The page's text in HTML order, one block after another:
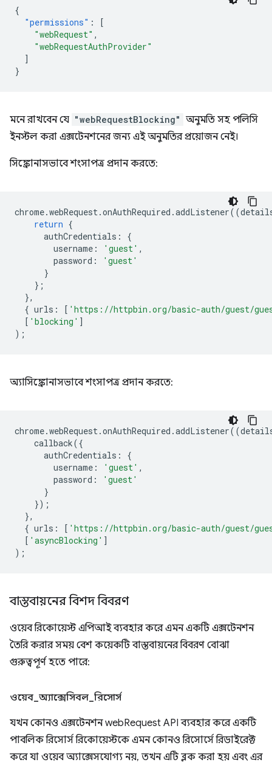
{
"permissions" :
[
"webRequest" ,
"webRequestAuthProvider"
]
}
মনে রাখবেন যে "webRequestBlocking" অনুমতি সহ পলিসি
ইনস্টল করা এক্সটেনশনের জন্য এই অনুমতির প্রয়োজন নেই।
সিঙ্ক্রোনাসভাবে শংসাপত্র প্রদান করতে:
chrome.webRequest.onAuthRequired .addListener((
return {
authCredentials :
{
username : 'guest' ,
password :
'guest'
}
};
},
{ urls : [ 'https://httpbin.org/basic-auth/guest/
[ 'blocking' ]
);
অ্যাসিঙ্ক্রোনাসভাবে শংসাপত্র প্রদান করতে:
chrome.webRequest.onAuthRequired .addListener((
callback({
authCredentials :
{
username : 'guest' ,
password :
'guest'
}
});
},
{ urls : [ 'https://httpbin.org/basic-auth/guest/
[ 'asyncBlocking' ]
);
বাস্তবায়নের বিশদ বিবরণ
ওয়েব রিকোয়েস্ট এপিআই ব্যবহার করে এমন একটি এক্সটেনশন
তৈরি করার সময় বেশ কয়েকটি বাস্তবায়নের বিবরণ বোঝা
গুরুত্বপূর্ণ হতে পারে:
ওয়েব অ্যাক্সেসিবল রিসোর্স
যখন কোনও এক্সটেনশন webRequest API ব্যবহার করে একটি
পাবলিক রিসোর্স রিকোয়েস্টকে এমন কোনও রিসোর্সে রিডাইরেক্ট
করে যা ওয়েব অ্যাক্সেসযোগ্য নয়, তখন এটি ব্লক করা হয় এবং এর